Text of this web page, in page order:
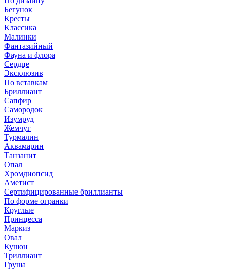
Бегунок
Кресты
Классика
Малинки
Фантазийный
Фауна и флора
Сердце
Эксклюзив
По вставкам
Бриллиант
Сапфир
Самородок
Изумруд
Жемчуг
Турмалин
Аквамарин
Танзанит
Опал
Хромдиопсид
Аметист
Сертифицированные бриллианты
По форме огранки
Круглые
Принцесса
Маркиз
Овал
Кушон
Триллиант
Груша